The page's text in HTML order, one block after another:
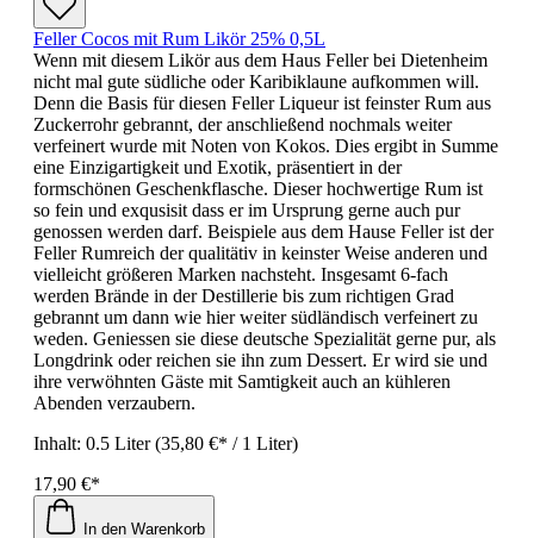
Feller Cocos mit Rum Likör 25% 0,5L
Wenn mit diesem Likör aus dem Haus Feller bei Dietenheim
nicht mal gute südliche oder Karibiklaune aufkommen will.
Denn die Basis für diesen Feller Liqueur ist feinster Rum aus
Zuckerrohr gebrannt, der anschließend nochmals weiter
verfeinert wurde mit Noten von Kokos. Dies ergibt in Summe
eine Einzigartigkeit und Exotik, präsentiert in der
formschönen Geschenkflasche. Dieser hochwertige Rum ist
so fein und exqusisit dass er im Ursprung gerne auch pur
genossen werden darf. Beispiele aus dem Hause Feller ist der
Feller Rumreich der qualitätiv in keinster Weise anderen und
vielleicht größeren Marken nachsteht. Insgesamt 6-fach
werden Brände in der Destillerie bis zum richtigen Grad
gebrannt um dann wie hier weiter südländisch verfeinert zu
weden. Geniessen sie diese deutsche Spezialität gerne pur, als
Longdrink oder reichen sie ihn zum Dessert. Er wird sie und
ihre verwöhnten Gäste mit Samtigkeit auch an kühleren
Abenden verzaubern.
Inhalt: 0.5 Liter(35,80 €* / 1 Liter)
17,90 €*
In den Warenkorb